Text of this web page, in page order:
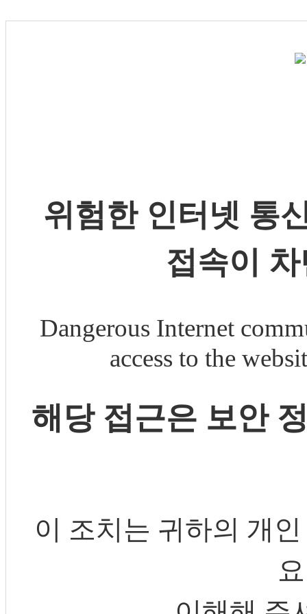
위험한 인터넷 통
접속이
Dangerous Internet
access to the
해당 접근은 보안
이 조치는 귀하의 개